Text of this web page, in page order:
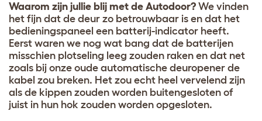
Waarom zijn jullie blij met de Autodoor? We vinden
het fijn dat de deur zo betrouwbaar is en dat het
bedieningspaneel een batterij-indicator heeft.
Eerst waren we nog wat bang dat de batterijen
misschien plotseling leeg zouden raken en dat net
zoals bij onze oude automatische deuropener de
kabel zou breken. Het zou echt heel vervelend zijn
als de kippen zouden worden buitengesloten of
juist in hun hok zouden worden opgesloten.